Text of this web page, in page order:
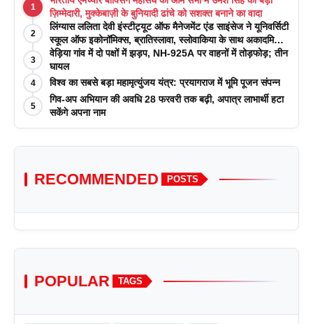
1
ज़िम्मेदारी, मुक्केबाज़ी के बुनियादी ढांचे को सशक्त बनाने का वादा
2
लिंग्यास ललिता देवी इंस्टीट्यूट ऑफ मैनेजमेंट एंड साइंसेज ने यूनिवर्सिटी
स्कूल ऑफ इकोनॉमिक्स, ब्रातिस्लावा, स्लोवाकिया के साथ अकादमिक
पत्रिकाओं में प्रकाशन रणनीतियों पर एक दिवसीय कार्यशाला का
आयोजन किया
3
वेड़िया गांव में दो पक्षों में झड़प, NH-925A पर वाहनों में तोड़फोड़; तीन
घायल
4 विश्व का सबसे बड़ा महामृत्युंजय यंत्र: प्रयागराज में भूमि पूजन संपन्न
5
गिव-अप अभियान की अवधि 28 फरवरी तक बढ़ी, अपात्र लाभार्थी हटा
सकेंगे अपना नाम
RECOMMENDED POSTS
POPULAR TAGS